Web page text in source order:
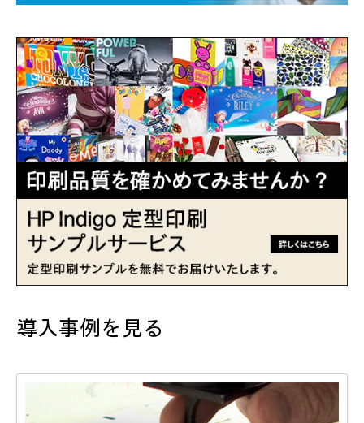
導入事例を見る